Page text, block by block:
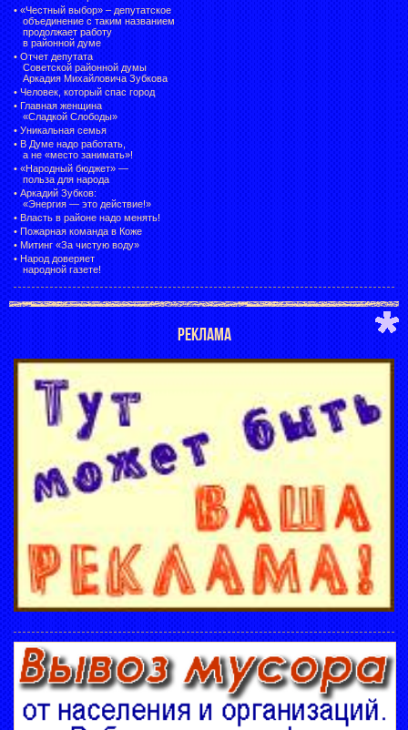
• «Честный выбор» – депутатское
объединение с таким названием
продолжает работу
в районной думе
• Отчет депутата
Советской районной думы
Аркадия Михайловича Зубкова
• Человек, который спас город
• Главная женщина
«Сладкой Слободы»
• Уникальная семья
• В Думе надо работать,
а не «место занимать»!
• «Народный бюджет» —
польза для народа
• Аркадий Зубков:
«Энергия — это действие!»
• Власть в районе надо менять!
• Пожарная команда в Коже
• Митинг «За чистую воду»
• Народ доверяет
народной газете!
РЕКЛАМА